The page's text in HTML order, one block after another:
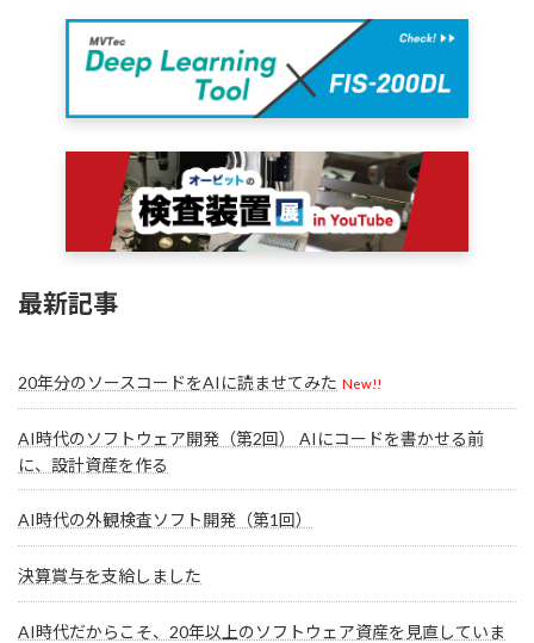
最新記事
20年分のソースコードをAIに読ませてみた New!!
AI時代のソフトウェア開発（第2回） AIにコードを書かせる前
に、設計資産を作る
AI時代の外観検査ソフト開発（第1回）
決算賞与を支給しました
AI時代だからこそ、20年以上のソフトウェア資産を見直していま